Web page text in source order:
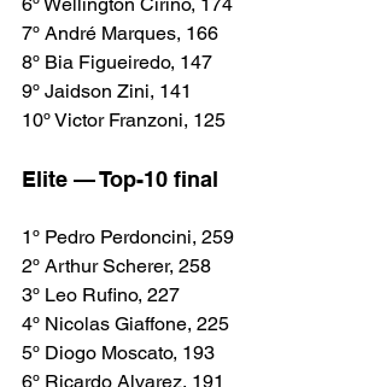
7º André Marques, 166
8º Bia Figueiredo, 147
9º Jaidson Zini, 141
10º Victor Franzoni, 125
Elite — Top-10 final
1º Pedro Perdoncini, 259
2º Arthur Scherer, 258
3º Leo Rufino, 227
4º Nicolas Giaffone, 225
5º Diogo Moscato, 193
6º Ricardo Alvarez, 191